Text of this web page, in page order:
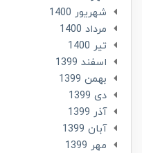
شهریور 1400
مرداد 1400
تير 1400
اسفند 1399
بهمن 1399
دی 1399
آذر 1399
آبان 1399
مهر 1399